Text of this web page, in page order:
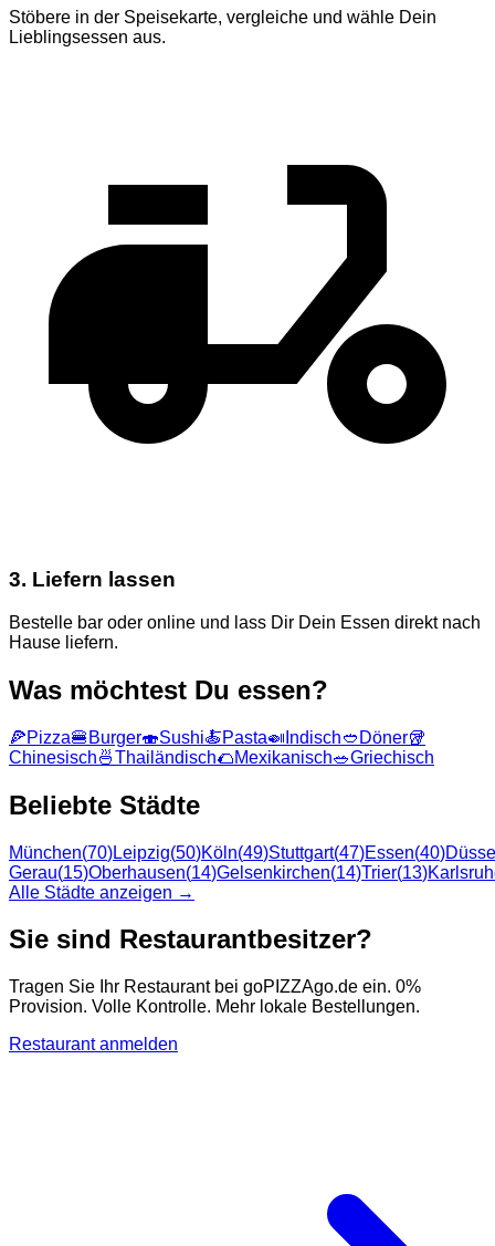
Stöbere in der Speisekarte, vergleiche und wähle Dein
Lieblingsessen aus.
3. Liefern lassen
Bestelle bar oder online und lass Dir Dein Essen direkt nach
Hause liefern.
Was möchtest Du essen?
🍕Pizza🍔 Burger🍣Sushi🍝Pasta🍛 Indisch🥙 Döner🥡
Chinesisch🍜Thailändisch🌮Mexikanisch🥗Griechisch
Beliebte Städte
München(70)Leipzig(50)Köln(49)Stuttgart(47)Essen(40)
Gerau(15)Oberhausen(14)Gelsenkirchen(14)Trier(13)
Alle Städte anzeigen →
Sie sind Restaurantbesitzer?
Tragen Sie Ihr Restaurant bei goPIZZAgo.de ein. 0%
Provision. Volle Kontrolle. Mehr lokale Bestellungen.
Restaurant anmelden